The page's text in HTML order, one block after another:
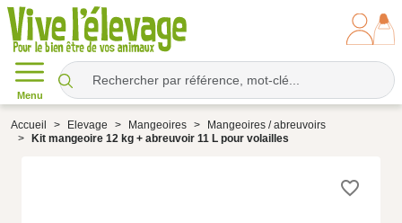
Menu
Accueil Elevage Mangeoires
Mangeoires / abreuvoirs
Kit mangeoire 12 kg + abreuvoir 11 L pour volailles
favorite_border